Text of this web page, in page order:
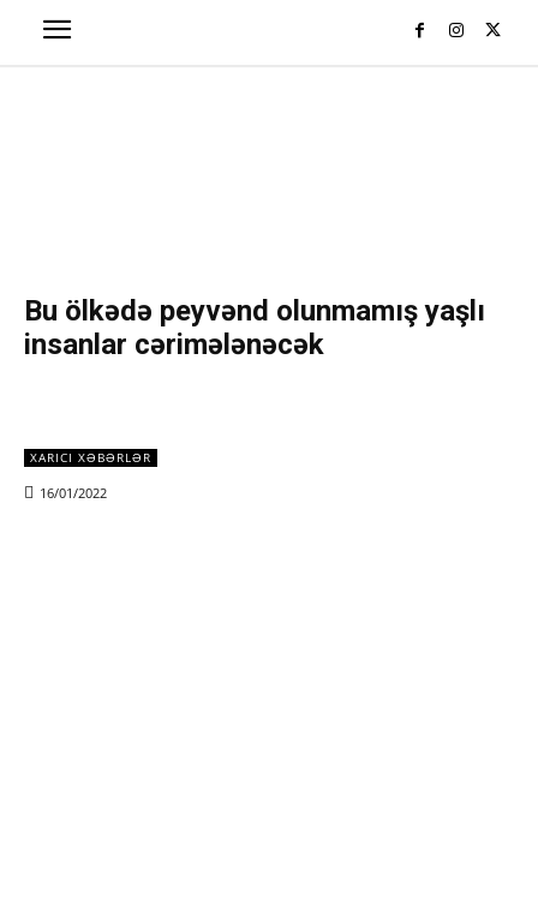
Bu ölkədə peyvənd olunmamış yaşlı
insanlar cərimələnəcək
XARICI XƏBƏRLƏR
16/01/2022